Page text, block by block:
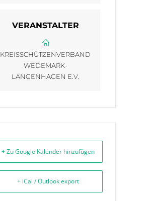
VERANSTALTER
KREISSCHÜTZENVERBAND
WEDEMARK-
LANGENHAGEN E.V.
+ Zu Google Kalender hinzufügen
+ iCal / Outlook export